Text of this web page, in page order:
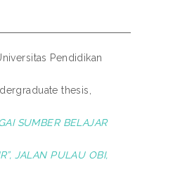
Pendidikan
thesis,
SUMBER BELAJAR
JALAN PULAU OBI,